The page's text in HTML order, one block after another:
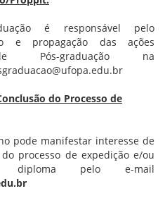
é responsável pelo
e propagação das ações
Pós-graduação na
do Processo de
pode manifestar interesse de
processo de expedição e/ou
diploma pelo e-mail